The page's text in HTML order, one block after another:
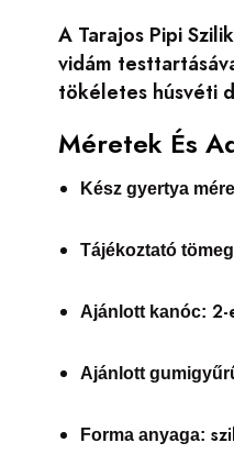
A Tarajos Pipi
vidám
tökéletes húsvéti
Méretek És
Kész gyertya
Tájékoztató
Ajánlott kanóc: 2-
Ajánlott
Forma anyaga: